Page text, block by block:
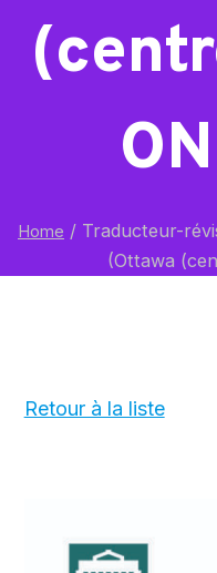
Home / Traducteur-
(Ottawa
Retour à la liste